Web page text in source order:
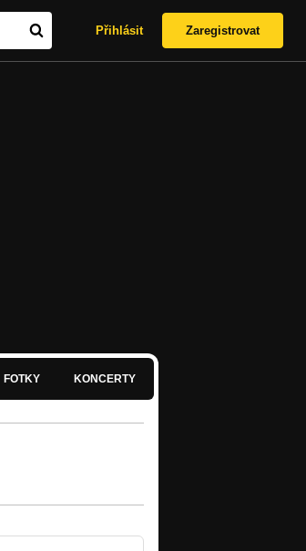
Přihlásit Zaregistrovat
FOTKY KONCERTY